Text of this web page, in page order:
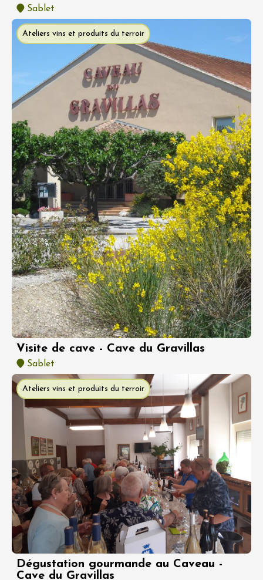
Sablet
Ateliers vins et produits du terroir
Visite de cave - Cave du Gravillas
Sablet
Ateliers vins et produits du terroir
Dégustation gourmande au Caveau -
Cave du Gravillas